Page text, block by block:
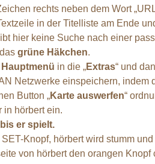
rechts neben dem Wort
in der Titelliste am Ende
hier keine Suche nach einer
grüne Häkchen.
in die „Extras“ und
Netzwerke einspeichern,
Button „Karte auswerfen“
in hörbert ein.
er spielt.
Knopf, hörbert wird stumm
von hörbert den orangen